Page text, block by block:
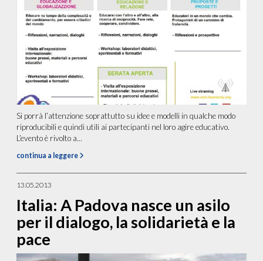
Si porrà l’attenzione soprattutto su idee e modelli in qualche modo
riproducibili e quindi utili ai partecipanti nel loro agire educativo.
L’evento è rivolto a...
continua a leggere
13.05.2013
Italia: A Padova nasce un asilo
per il dialogo, la solidarietà e la
pace